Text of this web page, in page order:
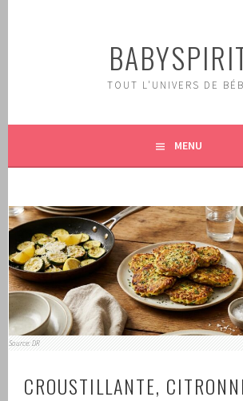
TOUT L'UNIVERS DE
MENU
Source: DR
CROUSTILLANTE,